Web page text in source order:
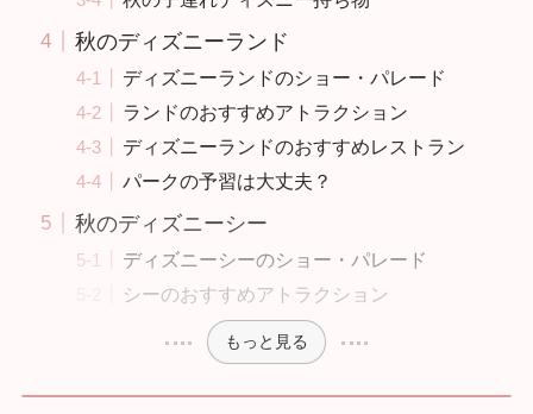
秋のディズニーランド
ディズニーランドのショー・パレード
ランドのおすすめアトラクション
ディズニーランドのおすすめレストラン
パークの予習は大丈夫？
秋のディズニーシー
ディズニーシーのショー・パレード
シーのおすすめアトラクション
もっと見る